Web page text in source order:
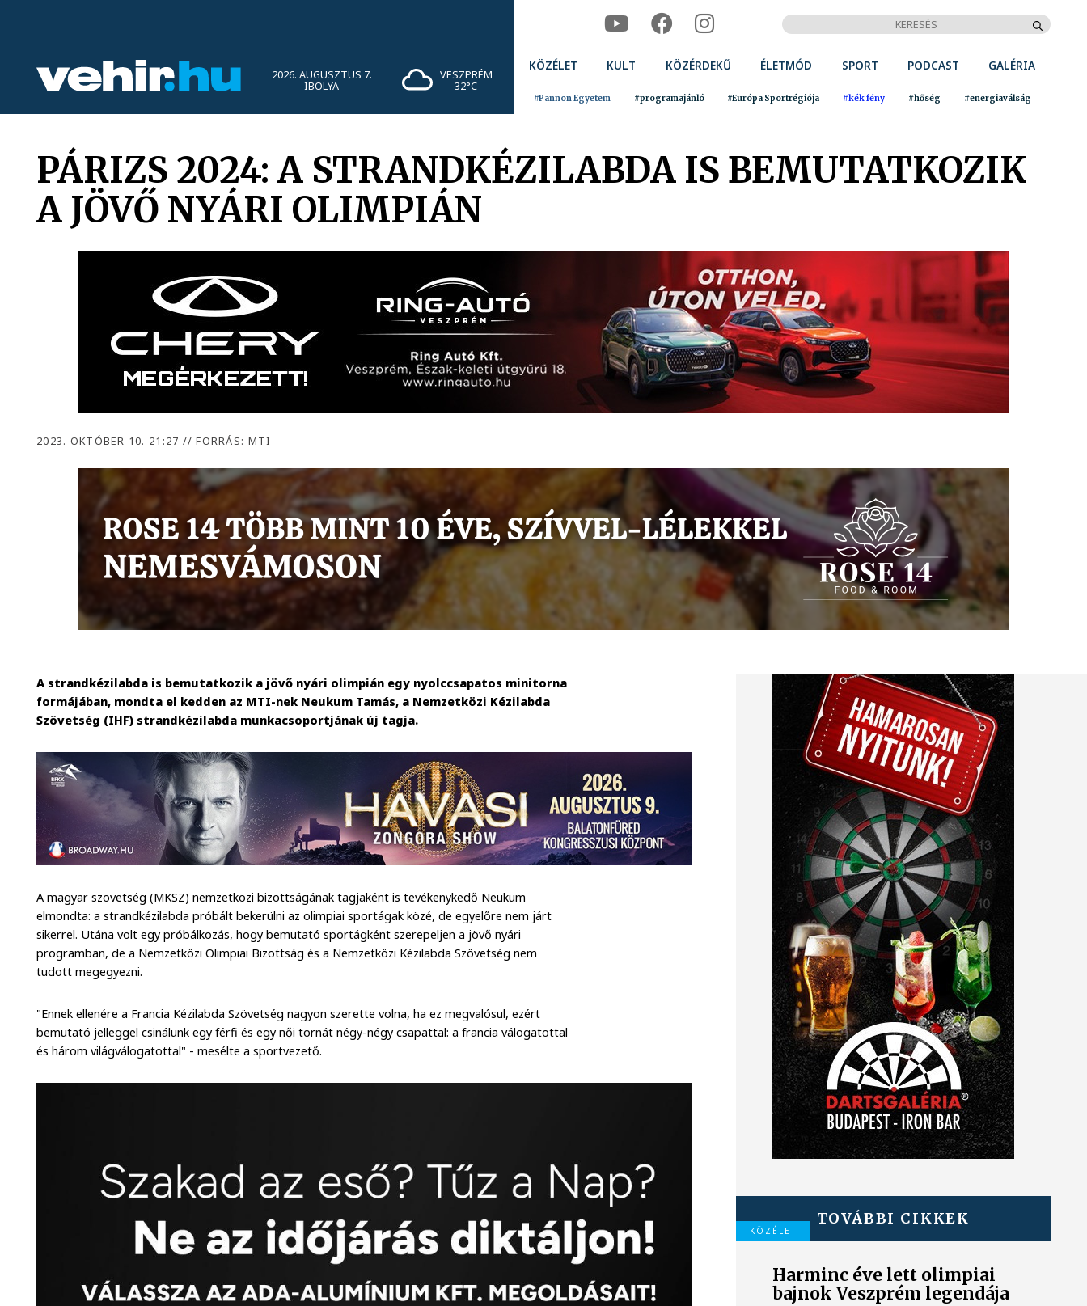
2026. AUGUSZTUS 7.
IBOLYA
VESZPRÉM
32°C
KÖZÉLET KULT KÖZÉRDEKŰ ÉLETMÓD SPORT PODCAST GALÉRIA
#Pannon Egyetem #programajánló #Európa Sportrégiója #kék fény #hőség #energiaválság
PÁRIZS 2024: A STRANDKÉZILABDA IS BEMUTATKOZIK
A JÖVŐ NYÁRI OLIMPIÁN
2023. OKTÓBER 10. 21:27 // FORRÁS: MTI
A strandkézilabda is bemutatkozik a jövő nyári olimpián egy nyolccsapatos minitorna
formájában, mondta el kedden az MTI-nek Neukum Tamás, a Nemzetközi Kézilabda
Szövetség (IHF) strandkézilabda munkacsoportjának új tagja.
A magyar szövetség (MKSZ) nemzetközi bizottságának tagjaként is tevékenykedő Neukum
elmondta: a strandkézilabda próbált bekerülni az olimpiai sportágak közé, de egyelőre nem járt
sikerrel. Utána volt egy próbálkozás, hogy bemutató sportágként szerepeljen a jövő nyári
programban, de a Nemzetközi Olimpiai Bizottság és a Nemzetközi Kézilabda Szövetség nem
tudott megegyezni.
"Ennek ellenére a Francia Kézilabda Szövetség nagyon szerette volna, ha ez megvalósul, ezért
bemutató jelleggel csinálunk egy férfi és egy női tornát négy-négy csapattal: a francia válogatottal
és három világválogatottal" - mesélte a sportvezető.
TOVÁBBI CIKKEK
KÖZÉLET
Harminc éve lett olimpiai
bajnok Veszprém legendája